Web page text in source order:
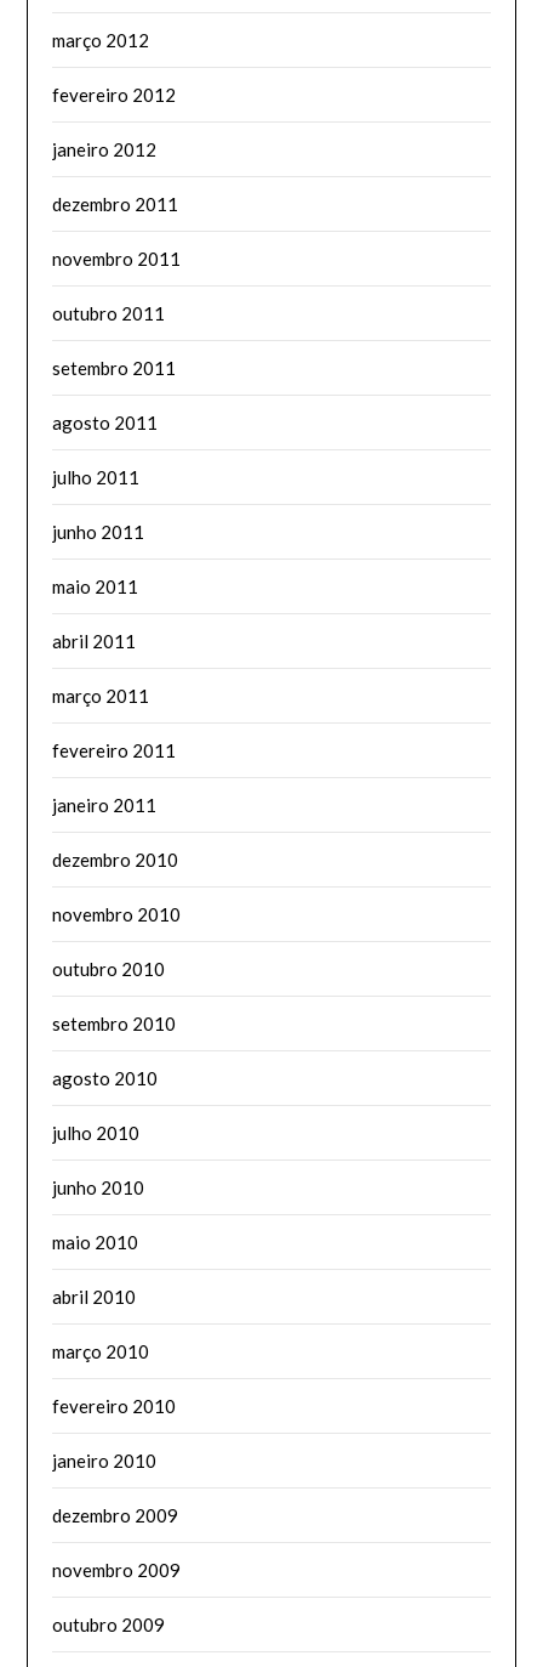
março 2012
fevereiro 2012
janeiro 2012
dezembro 2011
novembro 2011
outubro 2011
setembro 2011
agosto 2011
julho 2011
junho 2011
maio 2011
abril 2011
março 2011
fevereiro 2011
janeiro 2011
dezembro 2010
novembro 2010
outubro 2010
setembro 2010
agosto 2010
julho 2010
junho 2010
maio 2010
abril 2010
março 2010
fevereiro 2010
janeiro 2010
dezembro 2009
novembro 2009
outubro 2009